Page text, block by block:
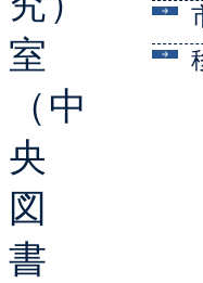
室
（中
央
図
書